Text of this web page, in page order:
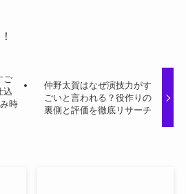
ご
込
時
仲野太賀はなぜ演技力がす
ごいと言われる？役作りの
裏側と評価を徹底リサーチ